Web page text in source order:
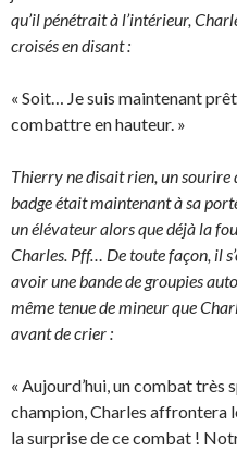
qu’il pénétrait à l’intérieur,
croisés en disant :
« Soit… Je suis maintenant
combattre en hauteur. »
Thierry ne disait rien, un sourire
badge était maintenant à sa
un élévateur alors que déjà la
Charles. Pff… De toute façon, il
avoir une bande de groupies
même tenue de mineur que
avant de crier :
« Aujourd’hui, un combat
champion, Charles affrontera
la surprise de ce combat !